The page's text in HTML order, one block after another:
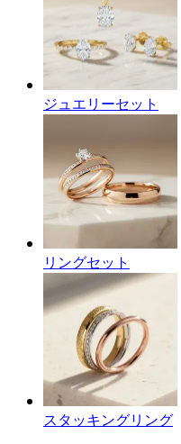
ジュエリーセット
リングセット
スタッキングリング